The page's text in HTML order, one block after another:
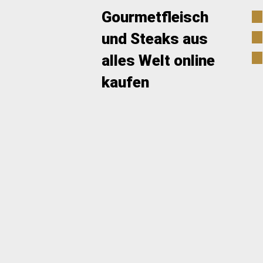
Gourmetfleisch
und Steaks aus
alles Welt online
kaufen